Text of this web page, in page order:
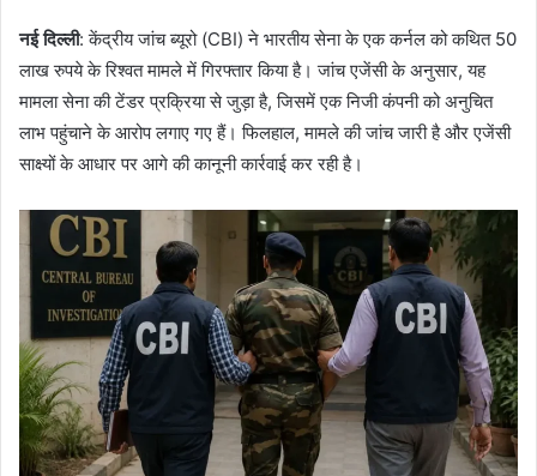
नई दिल्ली: केंद्रीय जांच ब्यूरो (CBI) ने भारतीय सेना के एक कर्नल को कथित 50
लाख रुपये के रिश्वत मामले में गिरफ्तार किया है। जांच एजेंसी के अनुसार, यह
मामला सेना की टेंडर प्रक्रिया से जुड़ा है, जिसमें एक निजी कंपनी को अनुचित
लाभ पहुंचाने के आरोप लगाए गए हैं। फिलहाल, मामले की जांच जारी है और एजेंसी
साक्ष्यों के आधार पर आगे की कानूनी कार्रवाई कर रही है।